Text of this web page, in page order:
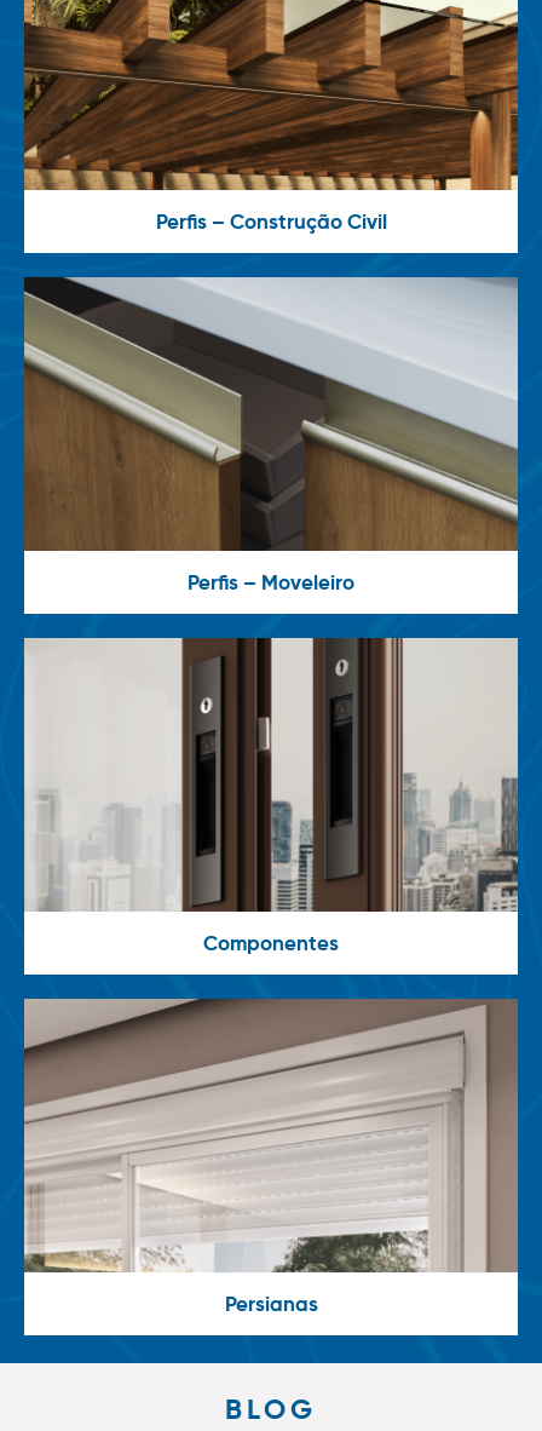
Perfis – Construção Civil
Perfis – Moveleiro
Componentes
Persianas
BLOG